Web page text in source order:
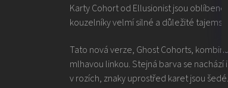
Karty Cohort od Ellusionist jsou oblíbené
kouzelníky velmí silné a důležité
Tato nová verze, Ghost Cohorts,
mlhavou linkou. Stejná barva se
v rozích, znaky uprostřed karet jsou šedé.